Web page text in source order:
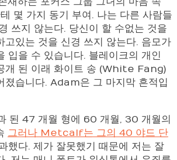
몇 가지 동기 부여. 나는 다른 사람들
쓰지 않는다. 당신이 할 수없는 것을
고있는 것을 신경 쓰지 않는다. 음모가
입을 수 있습니다. 블레이크의 개인
개 된 이래 화이트 송 (White Fang)
졌습니다. Adam은 그 마지막 흔적입
된 47 개월 형에 60 개월, 30 개월의
그러나 Metcalf는 그의 40 야드 단
했다. 제가 잘못했기 때문에 저는 잘